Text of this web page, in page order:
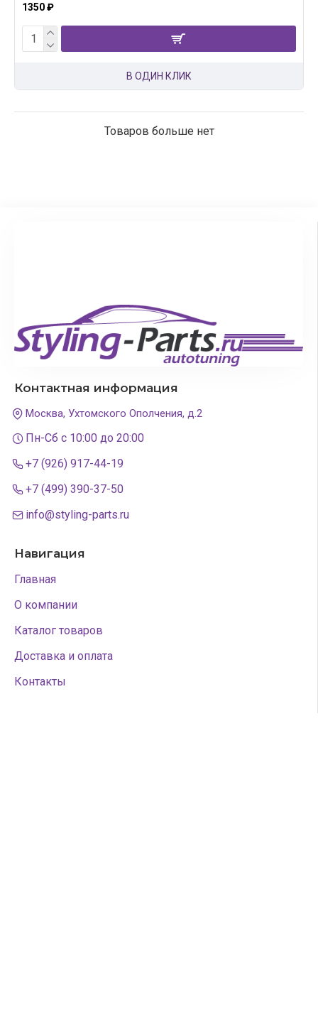
1350 ₽
В ОДИН КЛИК
Товаров больше нет
Контактная информация
Москва, Ухтомского Ополчения, д.2
Пн-Сб с 10:00 до 20:00
+7 (926) 917-44-19
+7 (499) 390-37-50
info@styling-parts.ru
Навигация
Главная
О компании
Каталог товаров
Доставка и оплата
Контакты